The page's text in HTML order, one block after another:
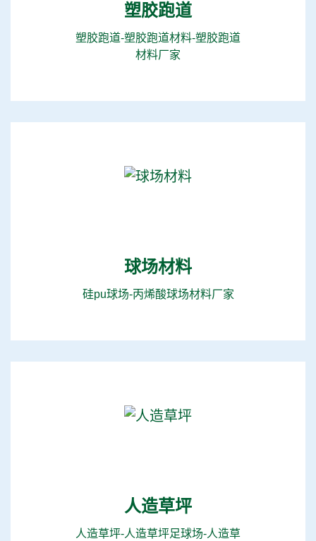
塑胶跑道
塑胶跑道-塑胶跑道材料-塑胶跑道
材料厂家
球场材料
硅pu球场-丙烯酸球场材料厂家
人造草坪
人造草坪-人造草坪足球场-人造草